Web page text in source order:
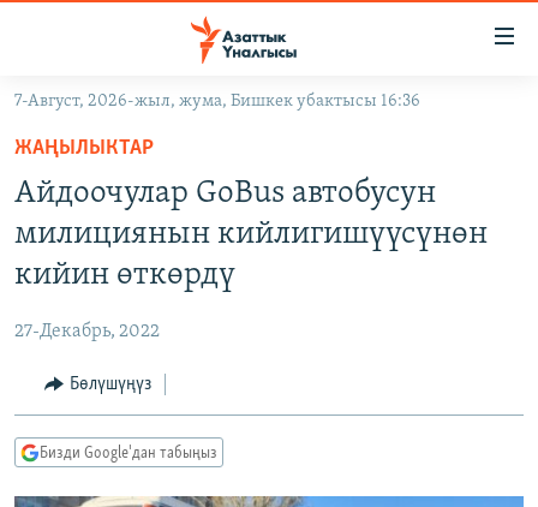
Навигацияга
өтүңүз
Издөөгө
салыңызКЫРГЫЗСТАН
САЯСАТ
МАДАНИЯТ
ДҮЙНӨ
ДҮЙНӨ
УКРАИНА
ТВ ПРОГРАММАЛАР
БҮГҮН АЗАТТЫКТА
ПОДКАСТ
Русский
7-Август, 2026-жыл, жума, Бишкек убактысы 16:36
ЖАҢЫЛЫКТАР
Айдоочулар GoBus автобусун
милициянын кийлигишүүсүнөн
кийин өткөрдү
27-Декабрь, 2022
Бөлүшүңүз
Бизди Google'дан табыңыз